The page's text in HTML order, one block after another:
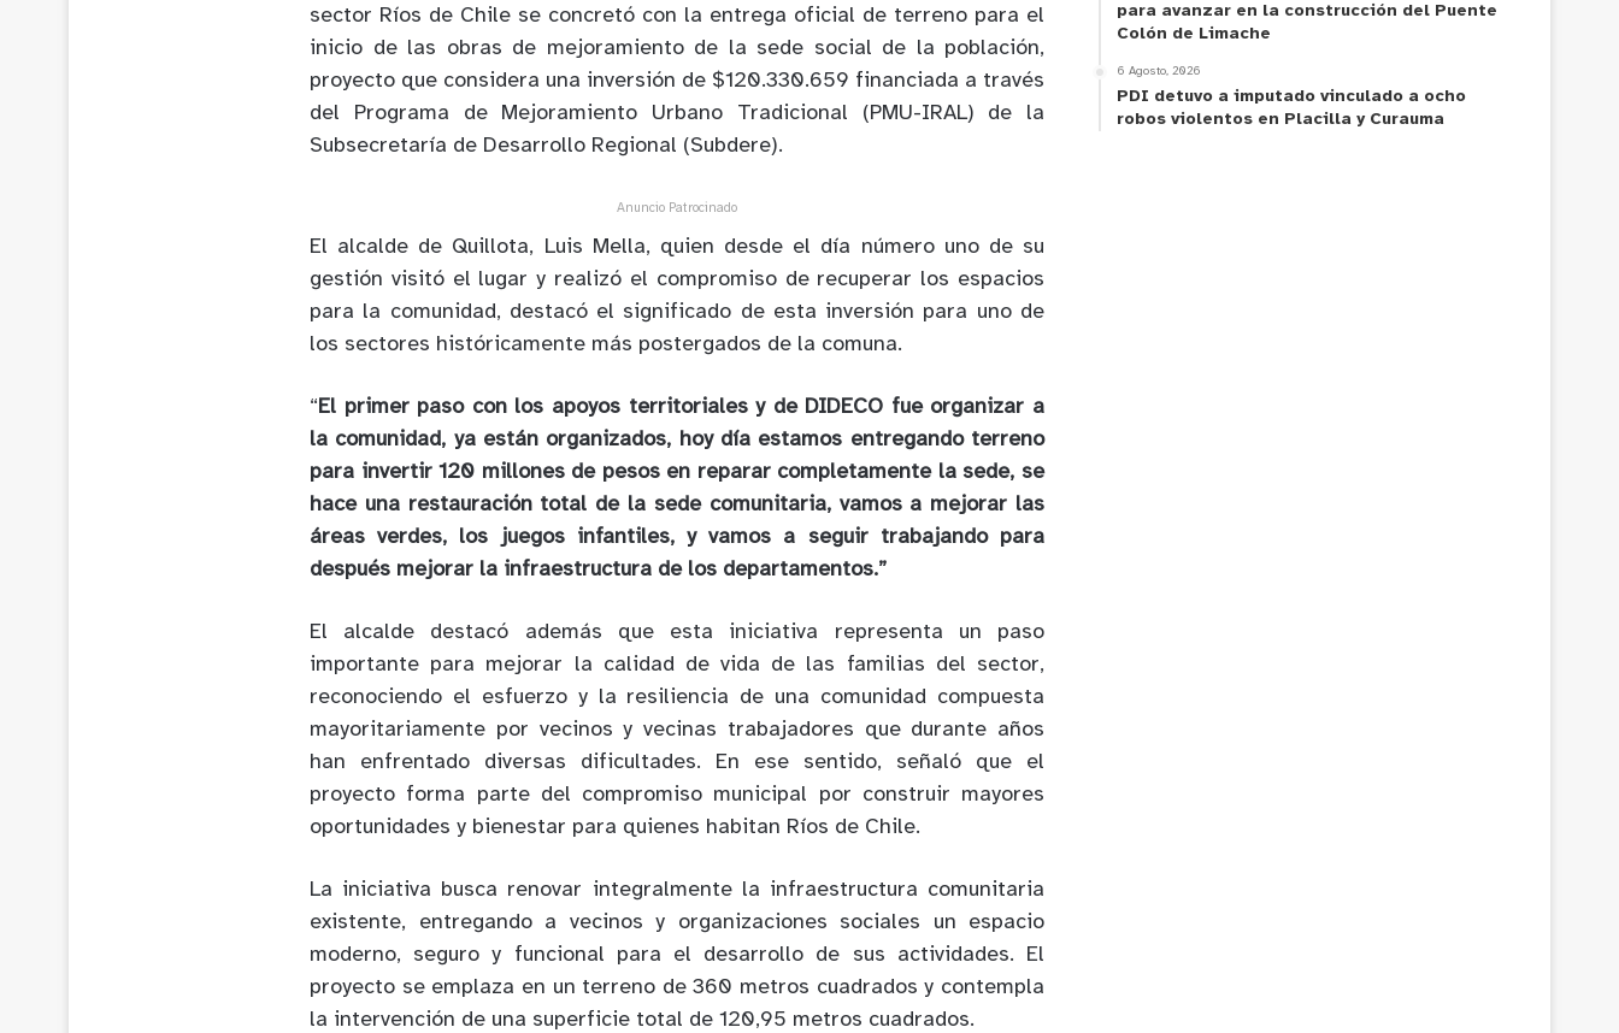
sector Ríos de Chile se concretó con la entrega oficial de terreno para el
inicio de las obras de mejoramiento de la sede social de la población,
proyecto que considera una inversión de $120.330.659 financiada a través
del Programa de Mejoramiento Urbano Tradicional (PMU-IRAL) de la
Subsecretaría de Desarrollo Regional (Subdere).
Anuncio Patrocinado
El alcalde de Quillota, Luis Mella, quien desde el día número uno de su
gestión visitó el lugar y realizó el compromiso de recuperar los espacios
para la comunidad, destacó el significado de esta inversión para uno de
los sectores históricamente más postergados de la comuna.
“El primer paso con los apoyos territoriales y de DIDECO fue organizar a
la comunidad, ya están organizados, hoy día estamos entregando terreno
para invertir 120 millones de pesos en reparar completamente la sede, se
hace una restauración total de la sede comunitaria, vamos a mejorar las
áreas verdes, los juegos infantiles, y vamos a seguir trabajando para
después mejorar la infraestructura de los departamentos.”
El alcalde destacó además que esta iniciativa representa un paso
importante para mejorar la calidad de vida de las familias del sector,
reconociendo el esfuerzo y la resiliencia de una comunidad compuesta
mayoritariamente por vecinos y vecinas trabajadores que durante años
han enfrentado diversas dificultades. En ese sentido, señaló que el
proyecto forma parte del compromiso municipal por construir mayores
oportunidades y bienestar para quienes habitan Ríos de Chile.
La iniciativa busca renovar integralmente la infraestructura comunitaria
existente, entregando a vecinos y organizaciones sociales un espacio
moderno, seguro y funcional para el desarrollo de sus actividades. El
proyecto se emplaza en un terreno de 360 metros cuadrados y contempla
la intervención de una superficie total de 120,95 metros cuadrados.
para avanzar en la construcción del Puente
Colón de Limache
6 Agosto, 2026
PDI detuvo a imputado vinculado a ocho
robos violentos en Placilla y Curauma